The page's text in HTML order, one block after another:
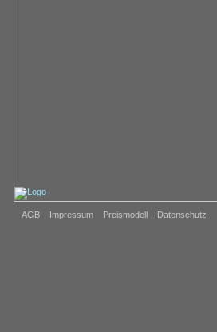
AGB Impressum Preismodell Datenschutz